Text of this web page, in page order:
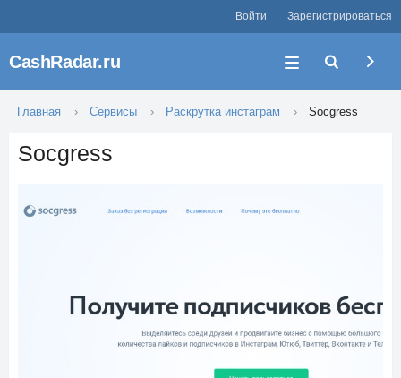
Войти Зарегистрироваться
CashRadar.ru
Главная Сервисы Раскрутка инстаграм Socgress
Socgress